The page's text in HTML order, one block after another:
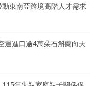
東南亞跨境高階人才需求
運進口逾4萬朵石斛蘭向天